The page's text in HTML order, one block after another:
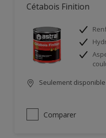
Cétabois Finition
Seulement
Comparer